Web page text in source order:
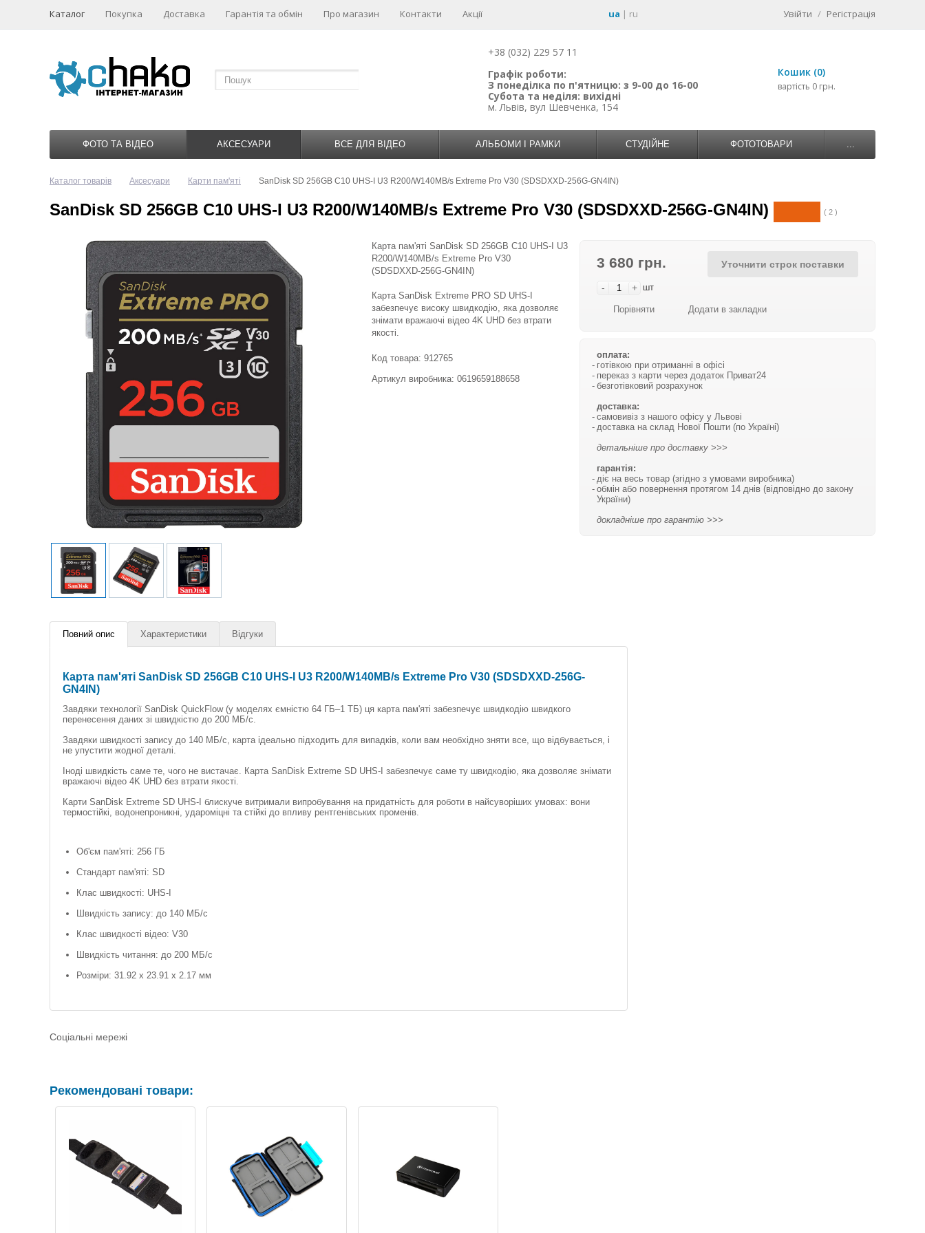
Каталог Покупка Доставка Гарантія та обмін Про магазин Контакти Акції ua | ru Увійти / Регістрація
+38 (032) 229 57 11
Графік роботи:
З понеділка по п'ятницю: з 9-00 до 16-00
Субота та неділя: вихідні
м. Львів, вул Шевченка, 154
Кошик (0)
вартість 0 грн.
ФОТО ТА ВІДЕО АКСЕСУАРИ ВСЕ ДЛЯ ВІДЕО АЛЬБОМИ І РАМКИ СТУДІЙНЕ ФОТОТОВАРИ ...
Каталог товарів Аксесуари Карти пам'яті SanDisk SD 256GB C10 UHS-I U3 R200/W140MB/s Extreme Pro V30 (SDSDXXD-256G-GN4IN)
SanDisk SD 256GB C10 UHS-I U3 R200/W140MB/s Extreme Pro V30 (SDSDXXD-256G-GN4IN) ( 2 )
3 680 грн.
- + шт
Уточнити строк поставки
Порівняти Додати в закладки
оплата:
готівкою при отриманні в офісі
переказ з карти через додаток Приват24
безготівковий розрахунок
доставка:
самовивіз з нашого офісу у Львові
доставка на склад Нової Пошти (по Україні)
детальніше про доставку >>>
гарантія:
діє на весь товар (згідно з умовами виробника)
обмін або повернення протягом 14 днів (відповідно до закону
України)
докладніше про гарантію >>>
Карта пам'яті SanDisk SD 256GB C10 UHS-I U3
R200/W140MB/s Extreme Pro V30
(SDSDXXD-256G-GN4IN)
Карта SanDisk Extreme PRO SD UHS-I
забезпечує високу швидкодію, яка дозволяє
знімати вражаючі відео 4K UHD без втрати
якості.
Код товара: 912765
Артикул виробника: 0619659188658
Повний опис Характеристики Відгуки
Карта пам'яті SanDisk SD 256GB C10 UHS-I U3 R200/W140MB/s Extreme Pro V30 (SDSDXXD-256G-
GN4IN)
Завдяки технології SanDisk QuickFlow (у моделях ємністю 64 ГБ–1 ТБ) ця карта пам'яті забезпечує швидкодію швидкого
перенесення даних зі швидкістю до 200 МБ/с.
Завдяки швидкості запису до 140 МБ/с, карта ідеально підходить для випадків, коли вам необхідно зняти все, що відбувається, і
не упустити жодної деталі.
Іноді швидкість саме те, чого не вистачає. Карта SanDisk Extreme SD UHS-I забезпечує саме ту швидкодію, яка дозволяє знімати
вражаючі відео 4K UHD без втрати якості.
Карти SanDisk Extreme SD UHS-I блискуче витримали випробування на придатність для роботи в найсуворіших умовах: вони
термостійкі, водонепроникні, удароміцні та стійкі до впливу рентгенівських променів.
Об'єм пам'яті: 256 ГБ
Стандарт пам'яті: SD
Клас швидкості: UHS-I
Швидкість запису: до 140 МБ/с
Клас швидкості відео: V30
Швидкість читання: до 200 МБ/с
Розміри: 31.92 x 23.91 x 2.17 мм
Соціальні мережі
Рекомендовані товари: